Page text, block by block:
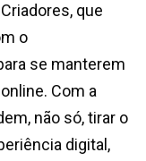
que
o
se manterem
Com a
não só, tirar o
digital,